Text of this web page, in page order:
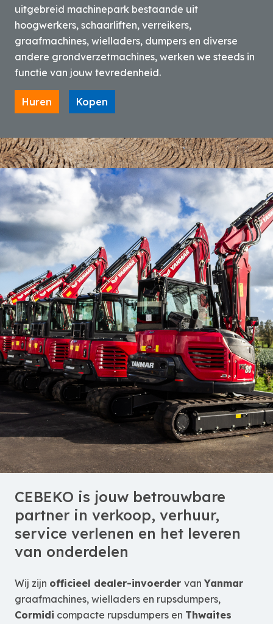
uitgebreid machinepark bestaande uit
hoogwerkers, schaarliften, verreikers,
graafmachines, wielladers, dumpers en diverse
andere grondverzetmachines, werken we steeds in
functie van jouw tevredenheid.
Huren Kopen
CEBEKO is jouw betrouwbare
partner in verkoop, verhuur,
service verlenen en het leveren
van onderdelen
Wij zijn officieel dealer-invoerder van Yanmar
graafmachines, wielladers en rupsdumpers,
Cormidi compacte rupsdumpers en Thwaites